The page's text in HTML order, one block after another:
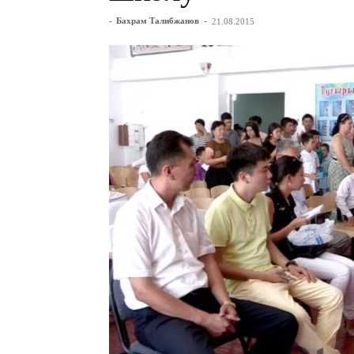
- Бахрам Талибжанов - 21.08.2015